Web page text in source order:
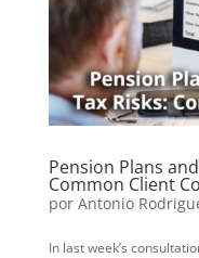
Pension Plans
Common Client
por Antonio
In last week’s